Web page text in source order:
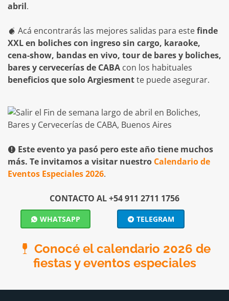
abril.
Acá encontrarás las mejores salidas para estefinde
XXL en boliches con ingreso sin cargo, karaoke,
cena-show, bandas en vivo, tour de bares y boliches,
bares y cervecerías de CABA con los habituales
beneficios que solo Argiesmentte puede asegurar.
Este evento ya pasó pero este año tiene muchos
más. Te invitamos a visitar nuestro Calendario de
Eventos Especiales 2026.
CONTACTO AL +54 911 2711 1756
WHATSAPP TELEGRAM
Conocé el calendario 2026 de
fiestas y eventos especiales